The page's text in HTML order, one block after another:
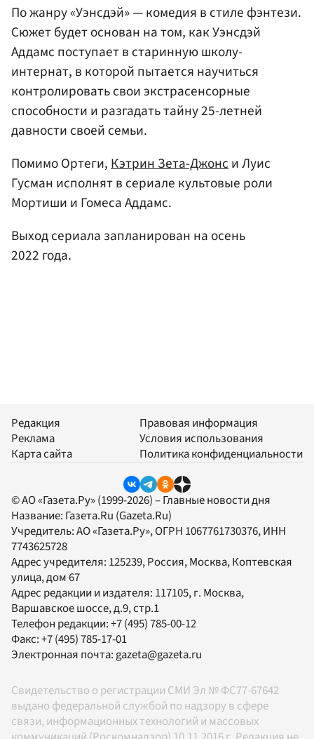
По жанру «Уэнсдэй» — комедия в стиле фэнтези.
Сюжет будет основан на том, как Уэнсдэй
Аддамс поступает в старинную школу-
интернат, в которой пытается научиться
контролировать свои экстрасенсорные
способности и разгадать тайну 25-летней
давности своей семьи.
Помимо Ортеги,Кэтрин Зета-Джонси Луис
Гусман исполнят в сериале культовые роли
Мортиши и Гомеса Аддамс.
Выход сериала запланирован на осень
2022 года.
Редакция
Реклама
Карта сайта
Правовая информация
Условия использования
Политика конфиденциальности
© АО «Газета.Ру» (1999-2026) – Главные новости дня
Название: Газета.Ru (Gazeta.Ru)
Учредитель:АО «Газета.Ру», ОГРН 1067761730376, ИНН
7743625728
Адрес учредителя: 125239, Россия, Москва, Коптевская
улица, дом 67
Адрес редакции и издателя: 117105, г. Москва,
Варшавское шоссе, д.9, стр.1
Телефон редакции:+7 (495) 785-00-12
Факс:+7 (495) 785-17-01
Электронная почта:gazeta@gazeta.ru
Свидетельство о регистрации СМИ Эл № ФС77-67642
выдано федеральной службой по надзору в сфере
связи, информационных технологий и массовых